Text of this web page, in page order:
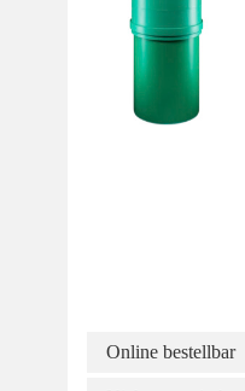
Online bestellbar